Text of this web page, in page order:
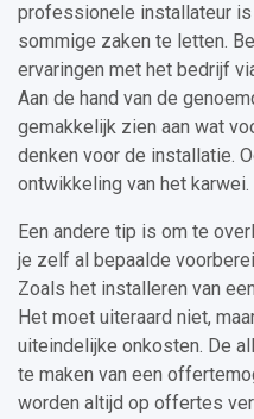
professionele installateur is
sommige zaken te letten.
ervaringen met het bedrijf
Aan de hand van de
gemakkelijk zien aan wat
denken voor de installatie.
ontwikkeling van het karwei.
Een andere tip is om te
je zelf al bepaalde
Zoals het installeren van
Het moet uiteraard niet,
uiteindelijke onkosten. De
te maken van een
worden altijd op offertes